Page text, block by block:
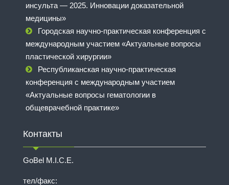
инсульта — 2025. Инновации доказательной
медицины»
Городская научно-практическая конференция с
международным участием «Актуальные вопросы
пластической хирургии»
Республиканская научно-практическая
конференция с международным участием
«Актуальные вопросы гематологии в
общеврачебной практике»
Контакты
GoBel M.I.C.E.
тел/факс: